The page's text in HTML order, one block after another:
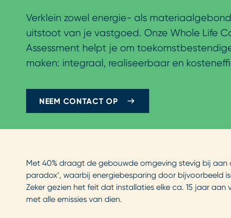
Verklein zowel energie- als
uitstoot van je vastgoed. Onze Whole Life
Assessment helpt je om
maken: integraal, realiseerbaar en
NEEM CONTACT OP
Met 40% draagt de gebouwde omgeving stevig bij
paradox’, waarbij energiebesparing door
Zeker gezien het feit dat installaties elke ca. 15 jaar
met alle emissies van dien.